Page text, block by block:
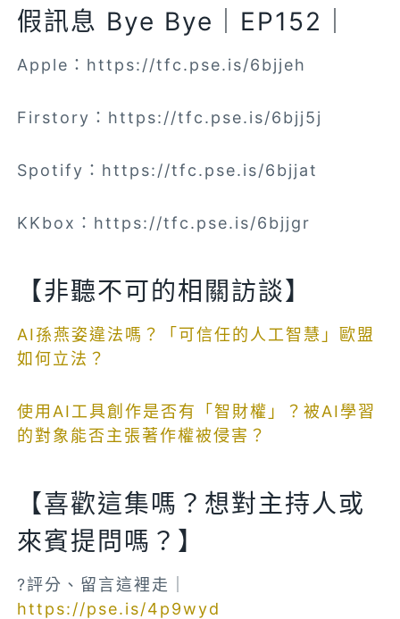
假訊息 Bye Bye｜EP152｜
Apple：https://tfc.pse.is/6bjjeh
Firstory：https://tfc.pse.is/6bjj5j
Spotify：https://tfc.pse.is/6bjjat
KKbox：https://tfc.pse.is/6bjjgr
【非聽不可的相關訪談】
AI孫燕姿違法嗎？「可信任的人工智慧」歐盟
如何立法？
使用AI工具創作是否有「智財權」？被AI學習
的對象能否主張著作權被侵害？
【喜歡這集嗎？想對主持人或
來賓提問嗎？】
?評分、留言這裡走｜
https://pse.is/4p9wyd